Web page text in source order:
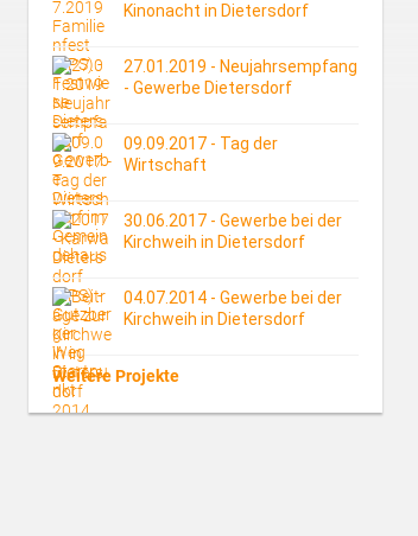
Kinonacht in Dietersdorf
27.01.2019 - Neujahrsempfang
- Gewerbe Dietersdorf
09.09.2017 - Tag der
Wirtschaft
30.06.2017 - Gewerbe bei der
Kirchweih in Dietersdorf
04.07.2014 - Gewerbe bei der
Kirchweih in Dietersdorf
Weitere Projekte